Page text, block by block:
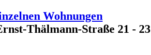
Wohnungen
Thälmann-Straße 21 - 23